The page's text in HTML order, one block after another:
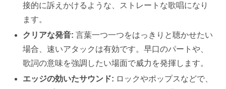
接的に訴えかけるような、ストレートな歌唱になり
ます。
クリアな発音: 言葉一つ一つをはっきりと聴かせたい
場合、速いアタックは有効です。早口のパートや、
歌詞の意味を強調したい場面で威力を発揮します。
エッジの効いたサウンド: ロックやポップスなどで、